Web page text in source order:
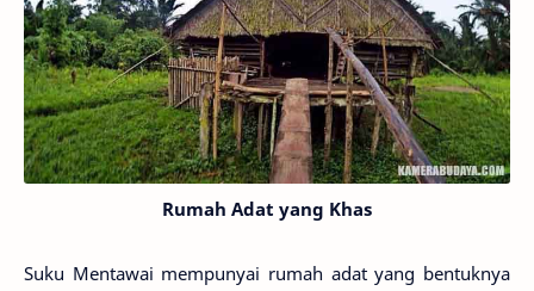
Rumah Adat yang Khas
Suku Mentawai mempunyai rumah adat yang bentuknya